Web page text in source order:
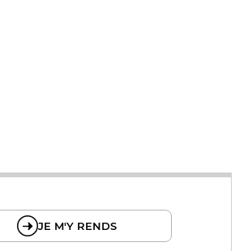
JE M'Y RENDS